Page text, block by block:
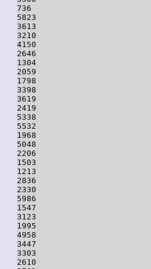
736
5823
3613
3210
4150
2646
1304
2059
1798
3398
3619
2419
5338
5532
1968
5048
2206
1503
1213
2836
2330
5986
1547
3123
1995
4958
3447
3303
2610